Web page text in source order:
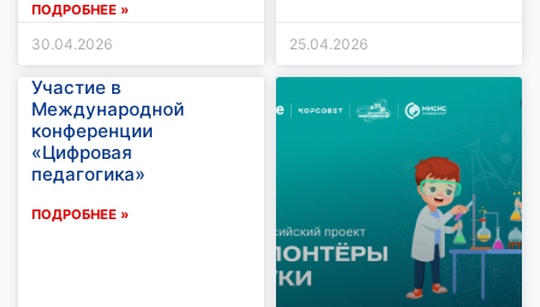
ПОДРОБНЕЕ »
30.04.2026 25.04.2026
Участие в
Международной
конференции
«Цифровая
педагогика»
ПОДРОБНЕЕ »